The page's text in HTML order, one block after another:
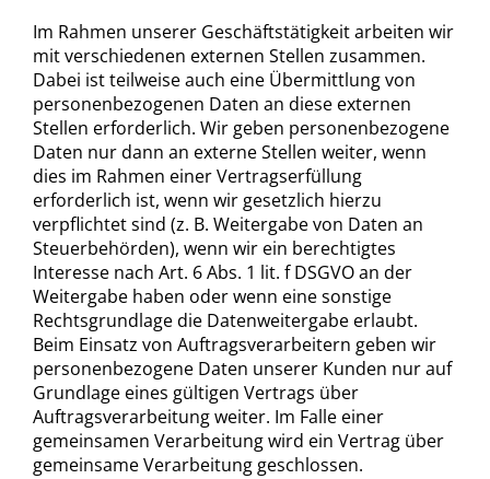
Im Rahmen unserer Geschäftstätigkeit arbeiten wir
mit verschiedenen externen Stellen zusammen.
Dabei ist teilweise auch eine Übermittlung von
personenbezogenen Daten an diese externen
Stellen erforderlich. Wir geben personenbezogene
Daten nur dann an externe Stellen weiter, wenn
dies im Rahmen einer Vertragserfüllung
erforderlich ist, wenn wir gesetzlich hierzu
verpflichtet sind (z. B. Weitergabe von Daten an
Steuerbehörden), wenn wir ein berechtigtes
Interesse nach Art. 6 Abs. 1 lit. f DSGVO an der
Weitergabe haben oder wenn eine sonstige
Rechtsgrundlage die Datenweitergabe erlaubt.
Beim Einsatz von Auftragsverarbeitern geben wir
personenbezogene Daten unserer Kunden nur auf
Grundlage eines gültigen Vertrags über
Auftragsverarbeitung weiter. Im Falle einer
gemeinsamen Verarbeitung wird ein Vertrag über
gemeinsame Verarbeitung geschlossen.